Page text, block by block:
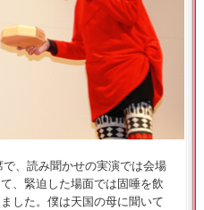
、読み聞かせの実演では会場
、緊迫した場面では固唾を飲
した。僕は天国の母に聞いて